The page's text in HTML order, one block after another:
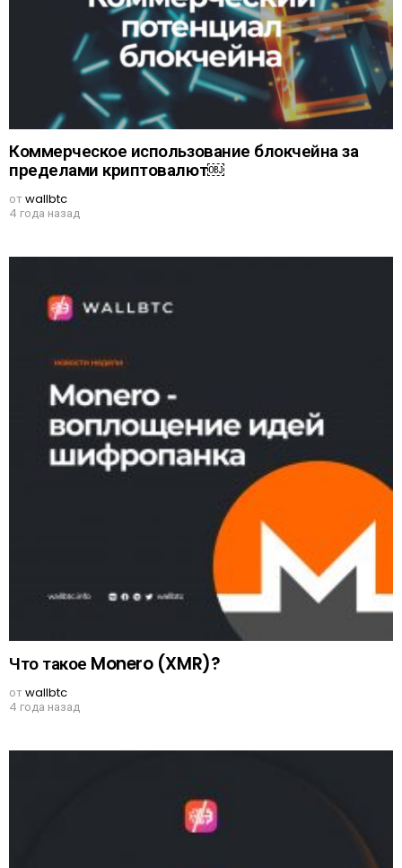
Коммерческое использование блокчейна за
пределами криптовалют￼
отwallbtc
4 года назад
Что такое Monero (XMR)?
отwallbtc
4 года назад